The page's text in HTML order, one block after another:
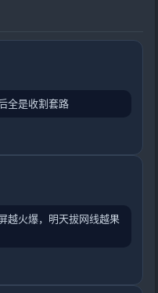
全是收割套路
火爆，明天拔网线越果